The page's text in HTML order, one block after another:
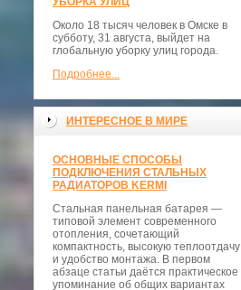
Около 18 тысяч человек в Омске в
субботу, 31 августа, выйдет на
глобальную уборку улиц города.
Подробнее...
ИНТЕРЕСНОЕ В МИРЕ
ОСНОВНЫЕ СПОСОБЫ
ПОДКЛЮЧЕНИЯ СТАЛЬНЫХ
РАДИАТОРОВ KERMI
Стальная панельная батарея —
типовой элемент современного
отопления, сочетающий
компактность, высокую теплоотдачу
и удобство монтажа. В первом
абзаце статьи даётся практическое
упоминание об общих вариантах